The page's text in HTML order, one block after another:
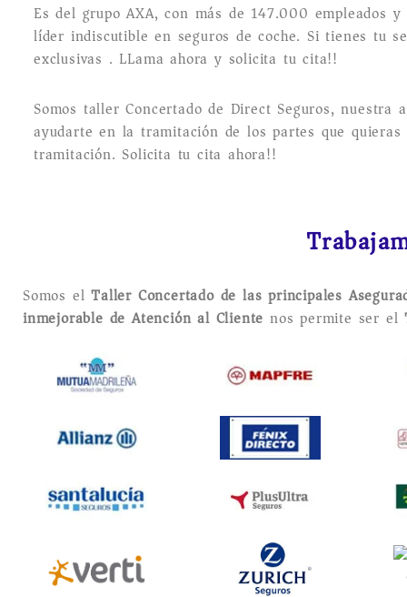
Es del grupo AXA, con más de 147.000 empleados
líder indiscutible en seguros de coche. Si tienes tu
exclusivas . LLama ahora y solicita tu cita!!
Somos taller Concertado de Direct Seguros,
ayudarte en la tramitación de los partes que
tramitación. Solicita tu cita ahora!!
Somos elTaller Concertado de las principales
inmejorable de Atención al Cliente nos permite ser el